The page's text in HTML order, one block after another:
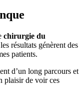
chirurgie du
résultats génèrent des
patients.
d’un long parcours et
plaisir de voir ces